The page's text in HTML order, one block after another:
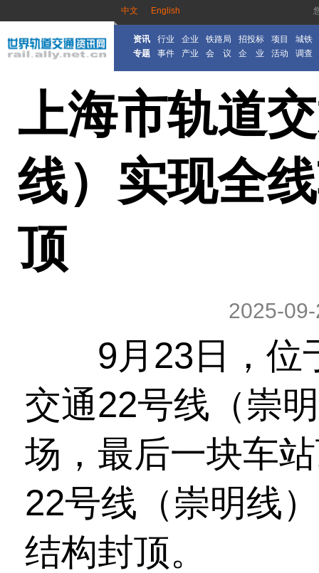
中文 English
资讯 行业 企业 铁路局 招投标 项目
城铁
专题
事件 产业 会 议 企 业 活动 调查
上海市轨道
线）实现全
顶
2025-
9月23日，位
交通22号线（崇
场，最后一块车
22号线（崇明线
结构封顶。